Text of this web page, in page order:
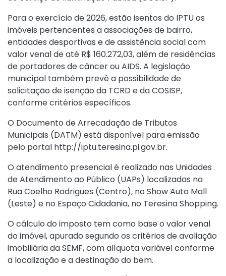
Para o exercício de 2026, estão isentos do IPTU os
imóveis pertencentes a associações de bairro,
entidades desportivas e de assistência social com
valor venal de até R$ 160.272,03, além de residências
de portadores de câncer ou AIDS. A legislação
municipal também prevê a possibilidade de
solicitação de isenção da TCRD e da COSISP,
conforme critérios específicos.
O Documento de Arrecadação de Tributos
Municipais (DATM) está disponível para emissão
pelo portal http://iptu.teresina.pi.gov.br.
O atendimento presencial é realizado nas Unidades
de Atendimento ao Público (UAPs) localizadas na
Rua Coelho Rodrigues (Centro), no Show Auto Mall
(Leste) e no Espaço Cidadania, no Teresina Shopping.
O cálculo do imposto tem como base o valor venal
do imóvel, apurado segundo os critérios de avaliação
imobiliária da SEMF, com alíquota variável conforme
a localização e a destinação do bem.